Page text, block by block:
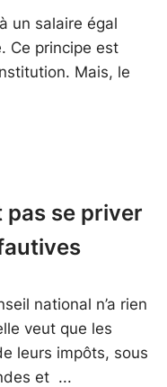
un salaire égal
Ce principe est
Mais, le
pas se priver
national n’a rien
veut que les
leurs impôts, sous
et